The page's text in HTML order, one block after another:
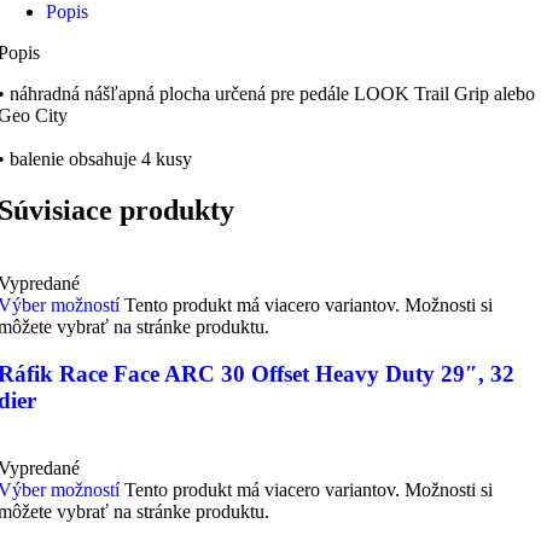
Popis
náhradná nášľapná plocha určená pre pedále LOOK Trail Grip alebo
City
balenie obsahuje 4 kusy
produkty
možností Tento produkt má viacero variantov. Možnosti si
vybrať na stránke produktu.
Race Face ARC 30 Offset Heavy Duty 29″, 32
možností Tento produkt má viacero variantov. Možnosti si
vybrať na stránke produktu.